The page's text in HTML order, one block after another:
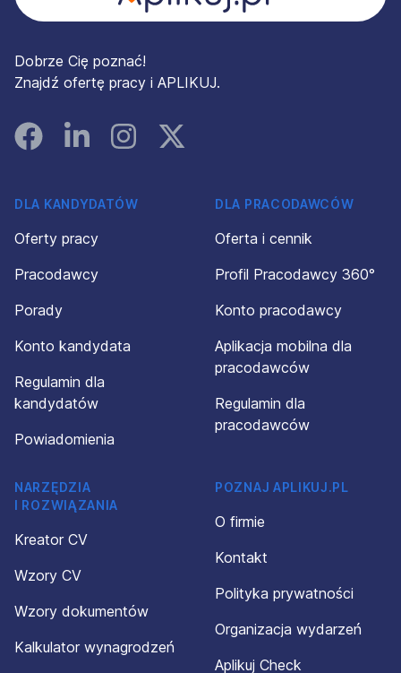
Dobrze Cię poznać!
Znajdź ofertę pracy i APLIKUJ.
FacebookLinked InInstagramInstagram
DLA KANDYDATÓW
Oferty pracy
Pracodawcy
Porady
Konto kandydata
Regulamin dla
kandydatów
Powiadomienia
DLA PRACODAWCÓW
Oferta i cennik
Profil Pracodawcy 360°
Konto pracodawcy
Aplikacja mobilna dla
pracodawców
Regulamin dla
pracodawców
NARZĘDZIA
I ROZWIĄZANIA
Kreator CV
Wzory CV
Wzory dokumentów
Kalkulator wynagrodzeń
POZNAJ APLIKUJ.PL
O firmie
Kontakt
Polityka prywatności
Organizacja wydarzeń
Aplikuj Check